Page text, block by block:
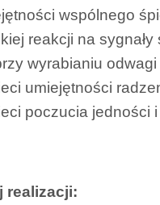
wspólnego
reakcji na
wyrabianiu odwagi
umiejętności
poczucia
realizacji: